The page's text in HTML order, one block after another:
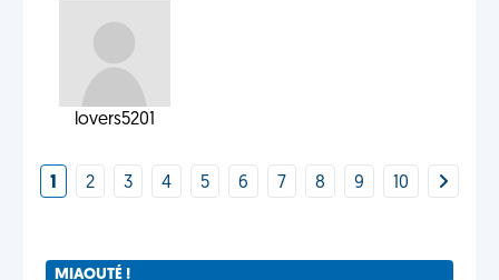
lovers5201
1 2 3 4 5 6 7 8 9 10
MIAOUTÉ !